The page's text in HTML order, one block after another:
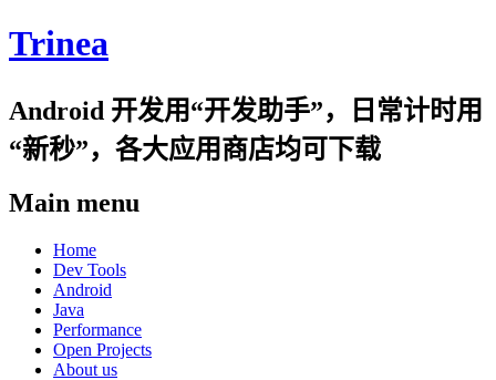
Trinea
Android 开发用“开发助手”，日常计时用
“新秒”，各大应用商店均可下载
Main menu
Skip
content
Home
Dev Tools
Android
Java
Performance
Open Projects
About us